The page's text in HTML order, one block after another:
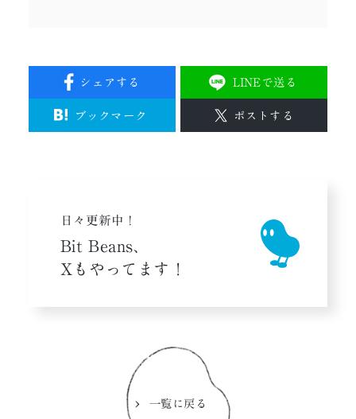
シェアする LINEで送る
ブックマーク ポストする
日々更新中！
Bit Beans、
Xもやってます！
一覧に戻る